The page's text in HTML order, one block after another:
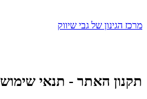
מרכז הגינון של גבי שיווק
תקנון האתר - תנאי שימוש